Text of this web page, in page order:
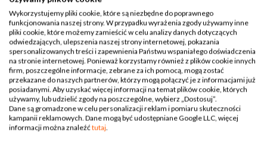
Wykorzystujemy pliki cookie, które są niezbędne do poprawnego
funkcjonowania naszej strony. W przypadku wyrażenia zgody używamy inne
pliki cookie, które możemy zamieścić w celu analizy danych dotyczących
odwiedzających, ulepszenia naszej strony internetowej, pokazania
spersonalizowanych treści i zapewnienia Państwu wspaniałego doświadczenia
na stronie internetowej. Ponieważ korzystamy również z plików cookie innych
firm, poszczególne informacje, zebrane za ich pomocą, mogą zostać
przekazane do naszych partnerów, którzy mogą połączyć je z informacjami już
posiadanymi. Aby uzyskać więcej informacji na temat plików cookie, których
używamy, lub udzielić zgody na poszczególne, wybierz „Dostosuj”.
Dane są gromadzone w celu personalizacji reklam i pomiaru skuteczności
kampanii reklamowych. Dane mogą być udostępniane Google LLC, więcej
informacji można znaleźćtutaj.